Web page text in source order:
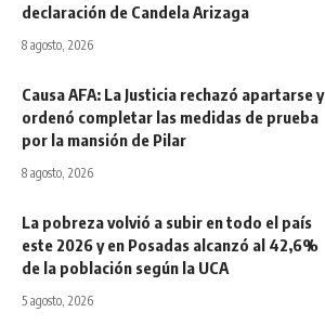
declaración de Candela Arizaga
8 agosto, 2026
Causa AFA: La Justicia rechazó apartarse y
ordenó completar las medidas de prueba
por la mansión de Pilar
8 agosto, 2026
La pobreza volvió a subir en todo el país
este 2026 y en Posadas alcanzó al 42,6%
de la población según la UCA
5 agosto, 2026